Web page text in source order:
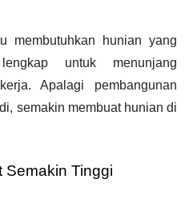
membutuhkan hunian yang
untuk menunjang
Apalagi pembangunan
semakin membuat hunian di
Semakin Tinggi